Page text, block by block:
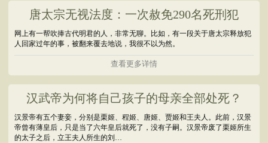
唐太宗无视法度：一次赦免290名死刑犯
网上有一帮吹捧古代明君的人，非常无聊。比如，有一段关于唐太宗释放犯
人回家过年的事，被翻来覆去地说，我很不以为然。
查看更多详情
汉武帝为何将自己孩子的母亲全部处死？
汉景帝有五个妻妾，分别是栗姬、程姬、唐姬、贾姬和王夫人。此前，汉景
帝曾有薄皇后，只是当了六年皇后就死了，没有子嗣。汉景帝废了栗姬所生
的太子之后，立王夫人所生的刘…